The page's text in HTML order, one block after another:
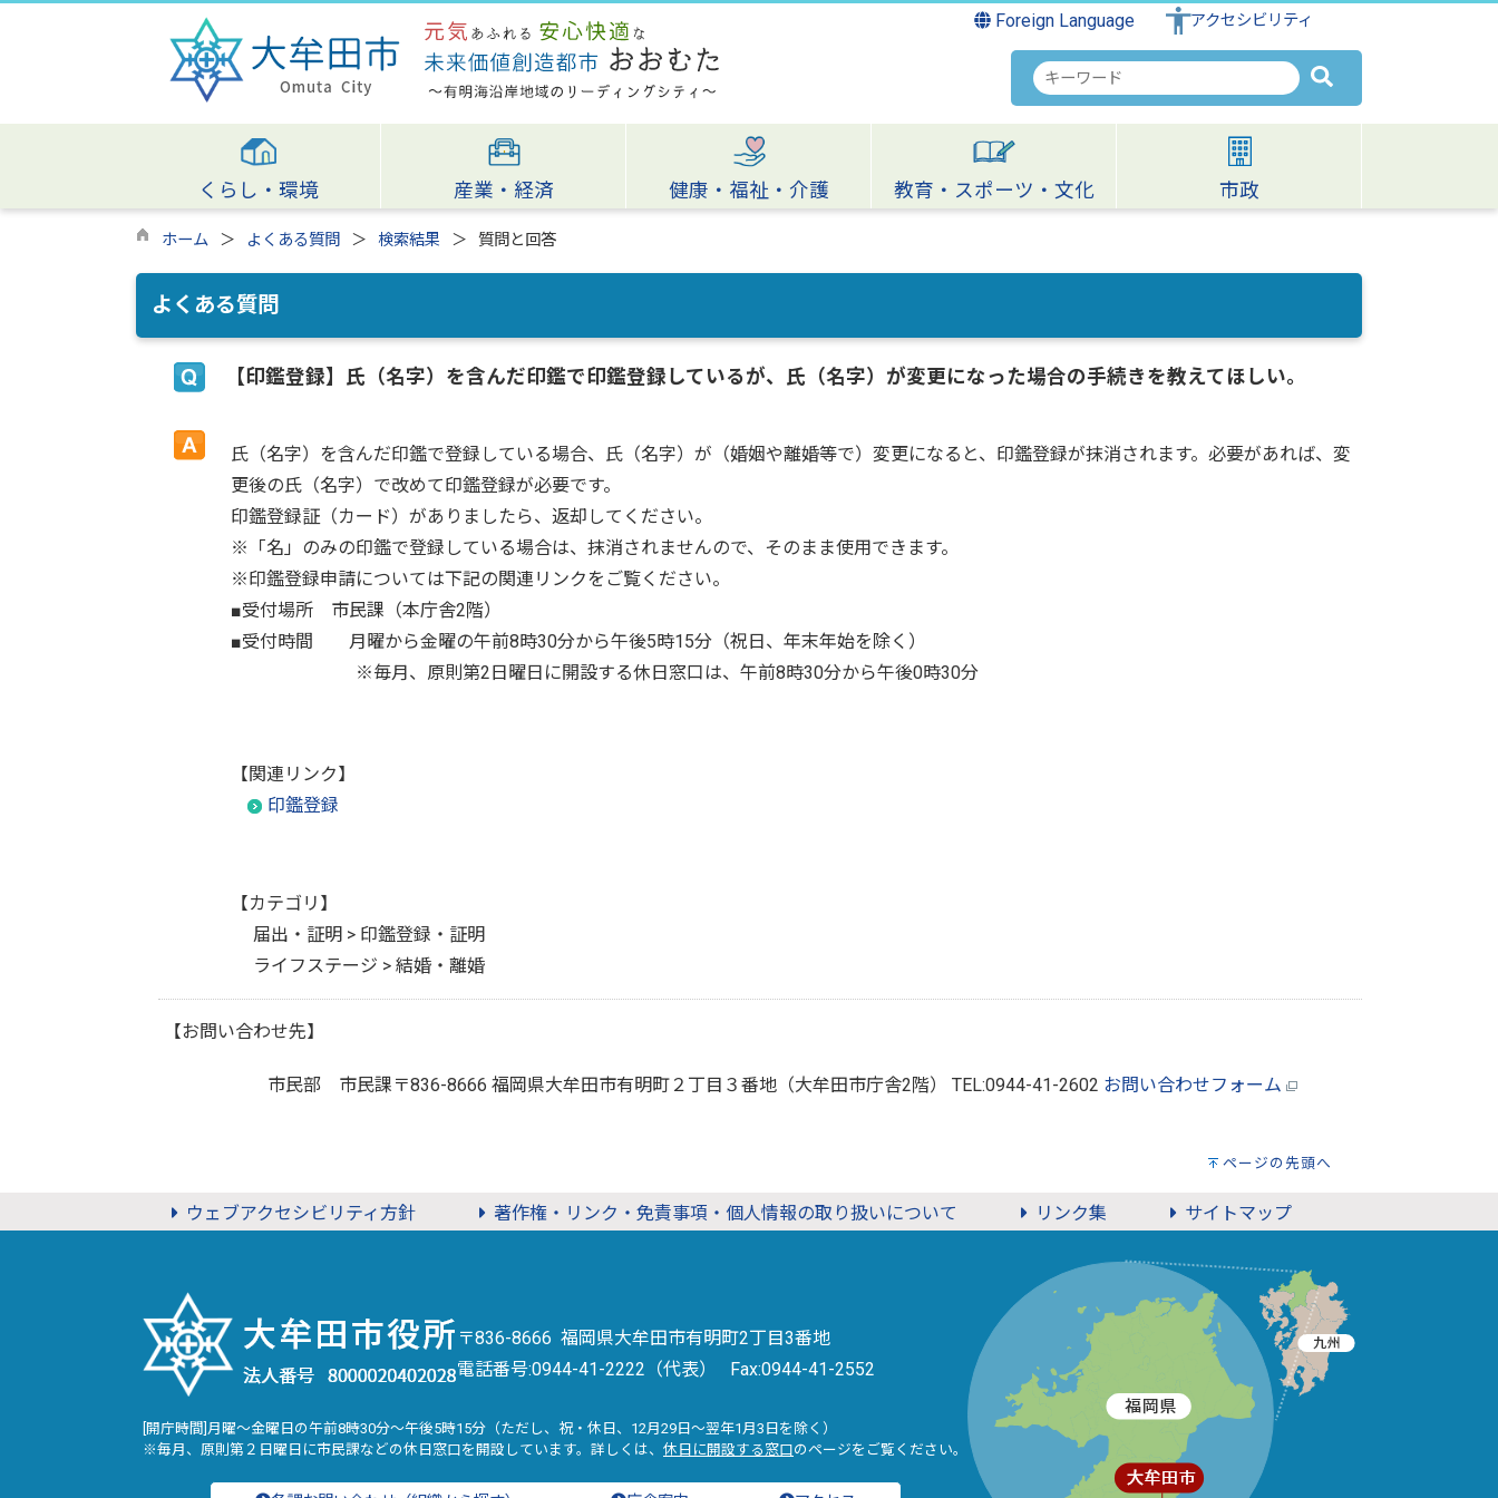
Foreign Language アクセシビリティ
検
索
キ
ワ
ー
くらし・環境 産業・経済 健康・福祉・介護 教育・スポーツ・文化 市政
ホーム よくある質問 検索結果 質問と回答
よくある質問
【印鑑登録】氏（名字）を含んだ印鑑で印鑑登録しているが、氏（名字）が変更になった場合の手続きを教えてほしい。
氏（名字）を含んだ印鑑で登録している場合、氏（名字）が（婚姻や離婚等で）変更になると、印鑑登録が抹消されます。必要があれば、変
更後の氏（名字）で改めて印鑑登録が必要です。
印鑑登録証（カード）がありましたら、返却してください。
※「名」のみの印鑑で登録している場合は、抹消されませんので、そのまま使用できます。
※印鑑登録申請については下記の関連リンクをご覧ください。
■受付場所 市民課（本庁舎2階）
■受付時間 月曜から金曜の午前8時30分から午後5時15分（祝日、年末年始を除く）
※毎月、原則第2日曜日に開設する休日窓口は、午前8時30分から午後0時30分
【関連リンク】
印鑑登録
【カテゴリ】
届出・証明 > 印鑑登録・証明
ライフステージ > 結婚・離婚
【お問い合わせ先】
市民部 市民課 〒836-8666 福岡県大牟田市有明町２丁目３番地（大牟田市庁舎2階） TEL:0944-41-2602 お問い合わせフォーム
ページの先頭へ
ウェブアクセシビリティ方針 著作権・リンク・免責事項・個人情報の取り扱いについて リンク集 サイトマップ
〒836-8666 福岡県大牟田市有明町2丁目3番地
電話番号:0944-41-2222（代表） Fax:0944-41-2552
[開庁時間]月曜～金曜日の午前8時30分～午後5時15分（ただし、祝・休日、12月29日～翌年1月3日を除く）
※毎月、原則第２日曜日に市民課などの休日窓口を開設しています。詳しくは、 休日に開設する窓口のページをご覧ください。